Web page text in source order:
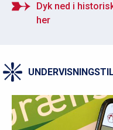
Dyk ned i
her